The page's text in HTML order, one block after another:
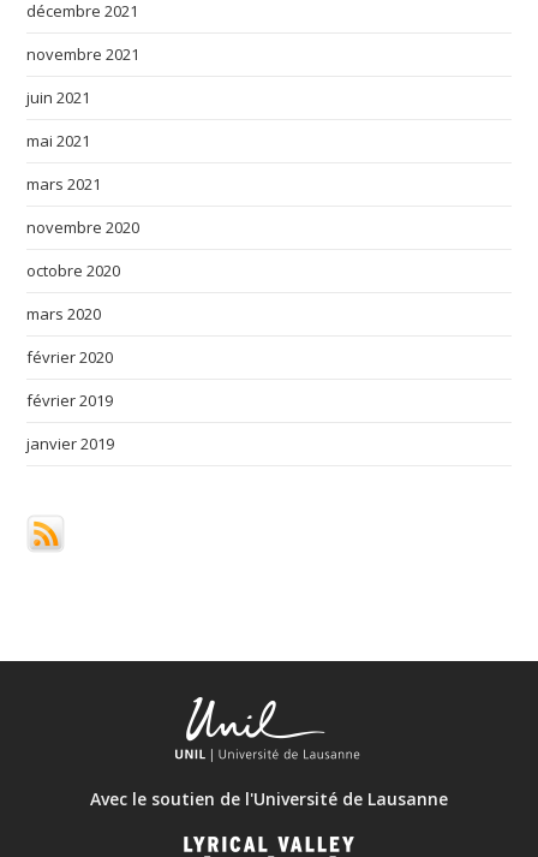
décembre 2021
novembre 2021
juin 2021
mai 2021
mars 2021
novembre 2020
octobre 2020
mars 2020
février 2020
février 2019
janvier 2019
Avec le soutien de l'Université de Lausanne